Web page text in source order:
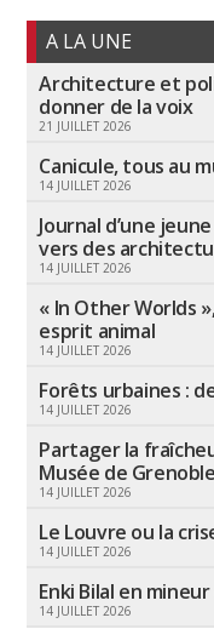
A LA UNE
Architecture et
donner de la voix
21 JUILLET 2026
Canicule, tous au
14 JUILLET 2026
Journal d’une
vers des
14 JUILLET 2026
« In Other Worlds
esprit animal
14 JUILLET 2026
Forêts urbaines :
14 JUILLET 2026
Partager la
Musée de Grenoble
14 JUILLET 2026
Le Louvre ou la
14 JUILLET 2026
Enki Bilal en
14 JUILLET 2026